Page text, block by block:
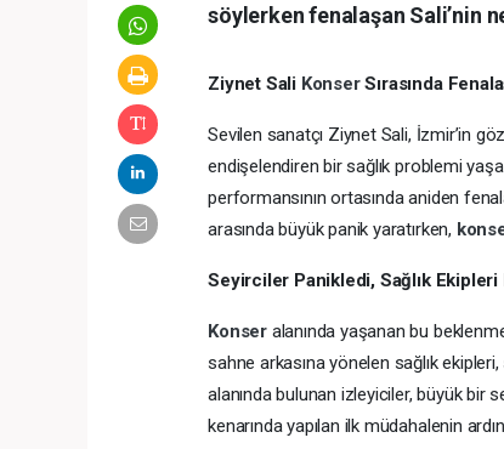
söylerken fenalaşan Sali’nin
Ziynet Sali KonserSırasında
Sevilen sanatçı Ziynet Sali, İzmir’in
endişelendiren bir sağlık problemi
performansının ortasında aniden
arasında büyük panik yaratırken,
Seyirciler Panikledi, Sağlık Ekipleri
Konser alanında yaşanan bu
sahne arkasına yönelen sağlık
alanında bulunan izleyiciler, büyük bir
kenarında yapılan ilk müdahalenin